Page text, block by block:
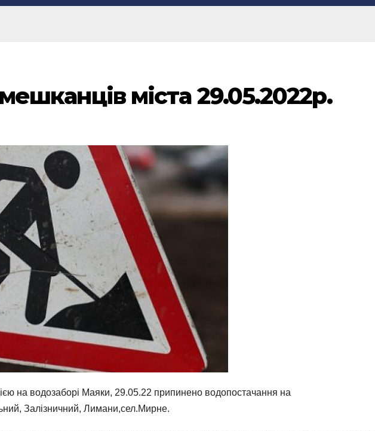
міста 29.05.2022р.
на водозаборі Маяки, 29.05.22 припинено водопостачання на
Залізничний, Лимани,сел.Мирне.